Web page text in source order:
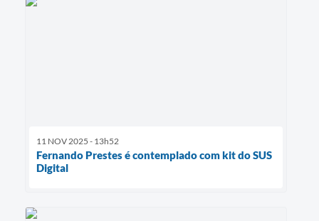
11 NOV 2025 - 13h52
Fernando Prestes é contemplado com kit do SUS
Digital